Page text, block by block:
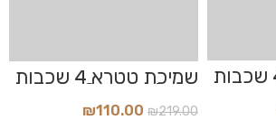
שמיכת טטרא 4 שכבות שמיכת טטרא 4 שכבות
דגם Coconut
₪219.00
₪110.00